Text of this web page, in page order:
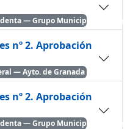
— Grupo Municipal Popular
nº 2. Aprobación
— Ayto. de Granada
nº 2. Aprobación
— Grupo Municipal Popular